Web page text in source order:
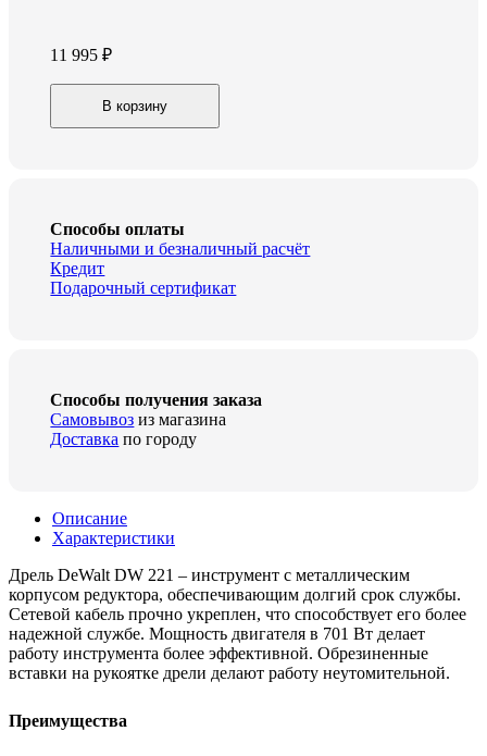
11 995₽
Дрель
DW221
В корзину
Способы оплаты
Наличными и безналичный расчёт
Кредит
Подарочный сертификат
Способы получения заказа
Самовывоз из магазина
Доставка по городу
Описание
Характеристики
Дрель DeWalt DW 221 – инструмент с металлическим
корпусом редуктора, обеспечивающим долгий срок службы.
Сетевой кабель прочно укреплен, что способствует его более
надежной службе. Мощность двигателя в 701 Вт делает
работу инструмента более эффективной. Обрезиненные
вставки на рукоятке дрели делают работу неутомительной.
Преимущества